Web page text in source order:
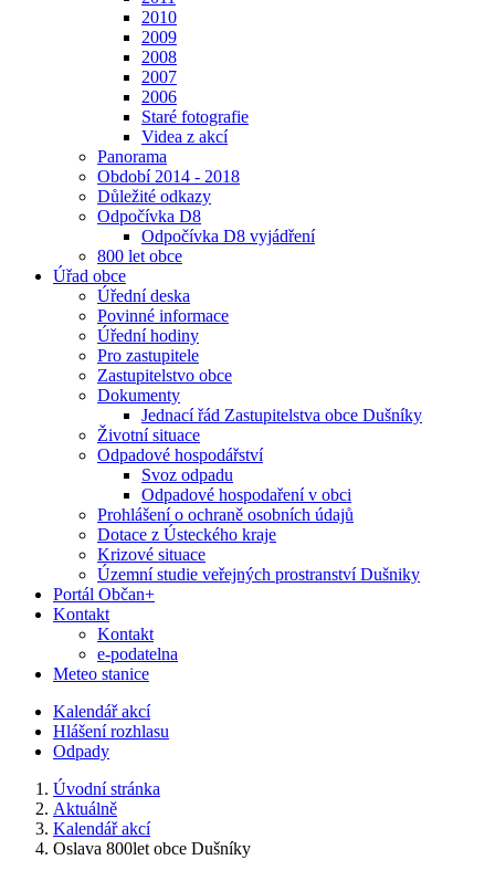
2010
2009
2008
2007
2006
Staré fotografie
Videa z akcí
Panorama
Období 2014 - 2018
Důležité odkazy
Odpočívka D8
Odpočívka D8 vyjádření
800 let obce
Úřad obce
Úřední deska
Povinné informace
Úřední hodiny
Pro zastupitele
Zastupitelstvo obce
Dokumenty
Jednací řád Zastupitelstva obce Dušníky
Životní situace
Odpadové hospodářství
Svoz odpadu
Odpadové hospodaření v obci
Prohlášení o ochraně osobních údajů
Dotace z Ústeckého kraje
Krizové situace
Územní studie veřejných prostranství Dušniky
Portál Občan+
Kontakt
Kontakt
e-podatelna
Meteo stanice
Kalendář akcí
Hlášení rozhlasu
Odpady
Úvodní stránka
Aktuálně
Kalendář akcí
Oslava 800let obce Dušníky